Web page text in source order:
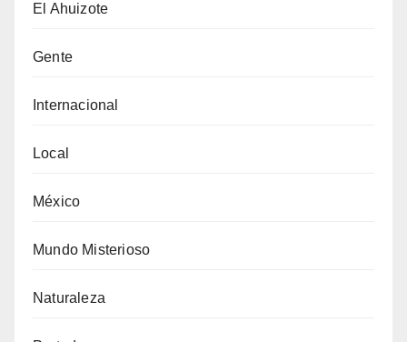
El Ahuizote
Gente
Internacional
Local
México
Mundo Misterioso
Naturaleza